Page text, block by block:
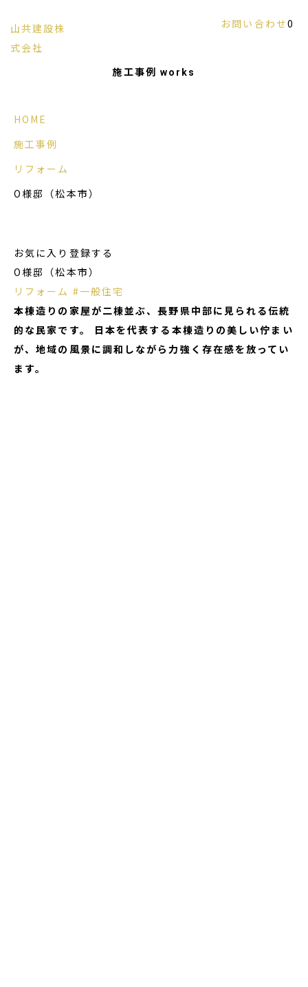
山共建設株
式会社
信州の風土に調和する和風建築と古民家再生
施工事例 works
HOME
施工事例
リフォーム
O様邸（松本市）
お気に入り登録する
O様邸（松本市）
リフォーム #一般住宅
本棟造りの家屋が二棟並ぶ、長野県中部に見られる伝統
的な民家です。
日本を代表する本棟造りの美しい佇まい
が、地域の風景に調和しながら力強く存在感を放ってい
ます。
お問い合わせ0